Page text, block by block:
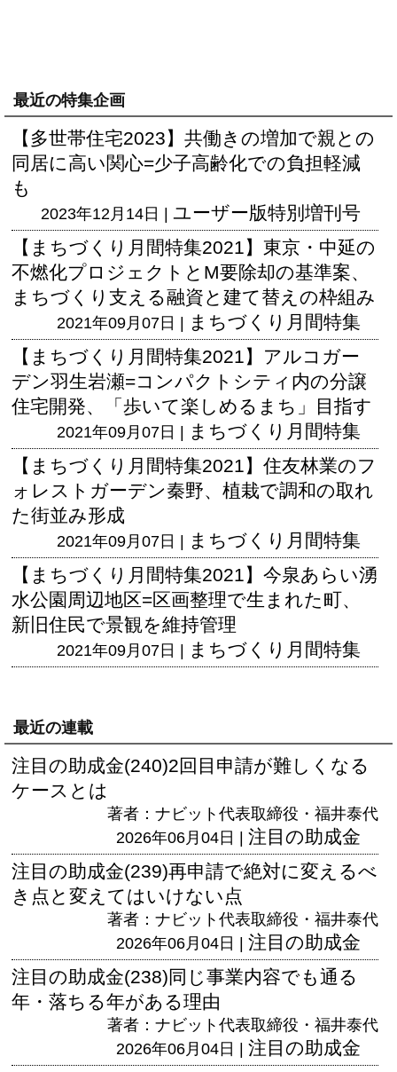
最近の特集企画
【多世帯住宅2023】共働きの増加で親との
同居に高い関心=少子高齢化での負担軽減
も
2023年12月14日 | ユーザー版特別増刊号
【まちづくり月間特集2021】東京・中延の
不燃化プロジェクトとM要除却の基準案、
まちづくり支える融資と建て替えの枠組み
2021年09月07日 | まちづくり月間特集
【まちづくり月間特集2021】アルコガー
デン羽生岩瀬=コンパクトシティ内の分譲
住宅開発、「歩いて楽しめるまち」目指す
2021年09月07日 | まちづくり月間特集
【まちづくり月間特集2021】住友林業のフ
ォレストガーデン秦野、植栽で調和の取れ
た街並み形成
2021年09月07日 | まちづくり月間特集
【まちづくり月間特集2021】今泉あらい湧
水公園周辺地区=区画整理で生まれた町、
新旧住民で景観を維持管理
2021年09月07日 | まちづくり月間特集
最近の連載
注目の助成金(240)2回目申請が難しくなる
ケースとは
著者：ナビット代表取締役・福井泰代
2026年06月04日 | 注目の助成金
注目の助成金(239)再申請で絶対に変えるべ
き点と変えてはいけない点
著者：ナビット代表取締役・福井泰代
2026年06月04日 | 注目の助成金
注目の助成金(238)同じ事業内容でも通る
年・落ちる年がある理由
著者：ナビット代表取締役・福井泰代
2026年06月04日 | 注目の助成金